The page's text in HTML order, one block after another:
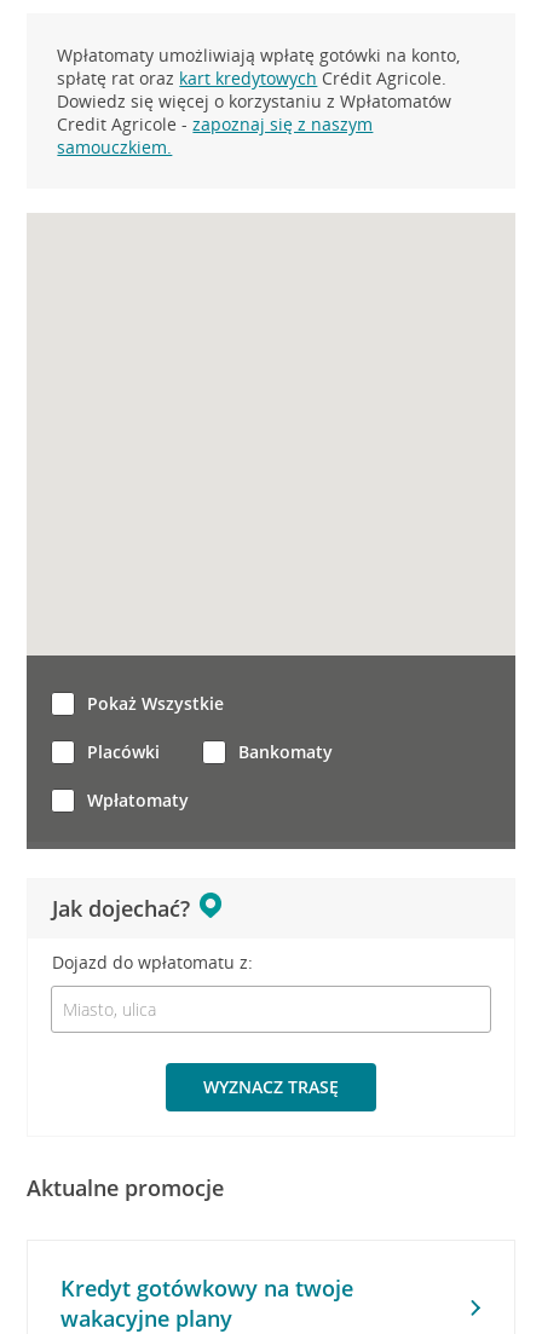
Wpłatomaty umożliwiają wpłatę gotówki na konto,
spłatę rat oraz kart kredytowych Crédit Agricole.
Dowiedz się więcej o korzystaniu z Wpłatomatów
Credit Agricole -zapoznaj się z naszym
samouczkiem.
Jak dojechać?
Dojazd do wpłatomatu z:
WYZNACZ TRASĘ
Pokaż Wszystkie
Placówki Bankomaty
Wpłatomaty
Aktualne promocje
Kredyt gotówkowy na twoje
wakacyjne plany